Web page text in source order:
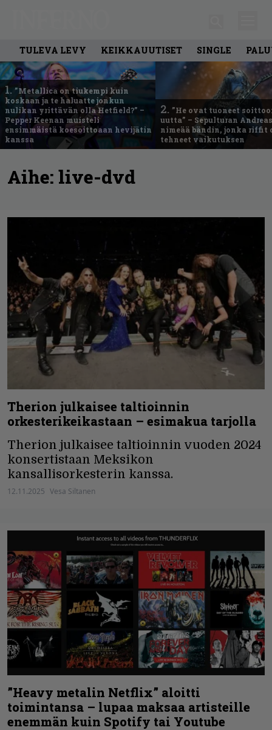
TULEVA LEVY KEIKKAUUTISET SINGLE
1. ”Metallica on tiukempi kuin
koskaan ja te haluatte jonkun
nulikan yrittävän olla Hetfield?” –
Pepper Keenan muisteli
ensimmäistä koesoittoaan hevijätin
kanssa
2. ”He ovat tuoneet
uutta” – Sepulturan
nimeää bändin, jonka riffit
tehneet vaikutuksen
Aihe: live-dvd
Therion julkaisee taltioinnin
orkesterikeikastaan – esimakua tarjolla
Therion julkaisee taltioinnin vuoden 2024
konsertistaan Meksikon
kansallisorkesterin kanssa.
12.11.2025 Vesa Siltanen
”Heavy metalin Netflix” aloitti
toimintansa – lupaa maksaa artisteille
enemmän kuin Spotify tai Youtube